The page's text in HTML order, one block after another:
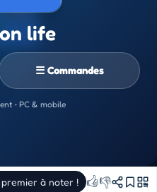
life
☰ Commandes
• PC & mobile
premier à noter ! 👍👎